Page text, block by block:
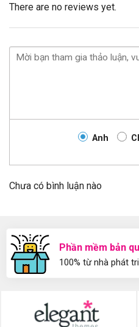
There are no reviews yet.
Anh
Chưa có bình luận nào
Phần mềm bản
100% từ nhà phát